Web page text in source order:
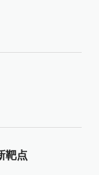
靶点